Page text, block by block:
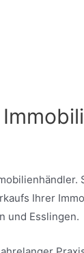
Ihrer
und Esslingen.